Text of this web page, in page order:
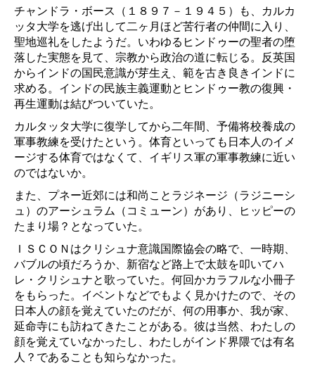
チャンドラ・ボース（１８９７－１９４５）も、カルカ
ッタ大学を逃げ出して二ヶ月ほど苦行者の仲間に入り、
聖地巡礼をしたようだ。いわゆるヒンドゥーの聖者の堕
落した実態を見て、宗教から政治の道に転じる。反英国
からインドの国民意識が芽生え、範を古き良きインドに
求める。インドの民族主義運動とヒンドゥー教の復興・
再生運動は結びついていた。
カルタッタ大学に復学してから二年間、予備将校養成の
軍事教練を受けたという。体育といっても日本人のイメ
ージする体育ではなくて、イギリス軍の軍事教練に近い
のではないか。
また、プネー近郊には和尚ことラジネージ（ラジニーシ
ュ）のアーシュラム（コミューン）があり、ヒッピーの
たまり場？となっていた。
ＩＳＣＯＮはクリシュナ意識国際協会の略で、一時期、
バブルの頃だろうか、新宿など路上で太鼓を叩いてハ
レ・クリシュナと歌っていた。何回かカラフルな小冊子
をもらった。イベントなどでもよく見かけたので、その
日本人の顔を覚えていたのだが、何の用事か、我が家、
延命寺にも訪ねてきたことがある。彼は当然、わたしの
顔を覚えていなかったし、わたしがインド界隈では有名
人？であることも知らなかった。